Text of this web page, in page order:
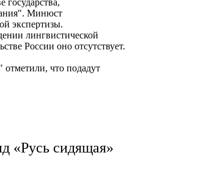
государства,
Минюст
экспертизы.
лингвистической
России оно отсутствует.
что подадут
«Русь сидящая»